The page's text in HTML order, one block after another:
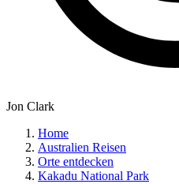
Jon Clark
Home
Australien Reisen
Orte entdecken
Kakadu National Park